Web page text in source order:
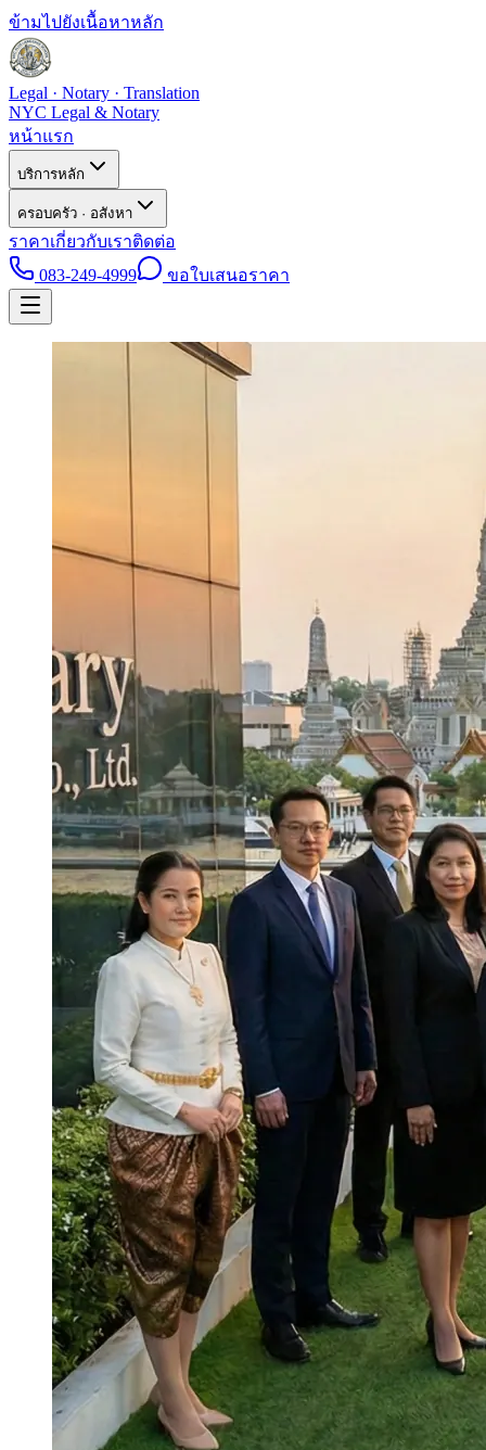
ข้ามไปยังเนื้อหาหลัก
Legal · Notary · Translation
NYC Legal & Notary
หน้าแรก
บริการหลัก
ครอบครัว · อสังหา
ราคาเกี่ยวกับเราติดต่อ
083-249-4999
ขอใบเสนอราคา